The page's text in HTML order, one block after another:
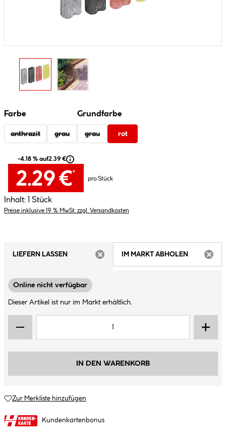
Farbe
anthrazit grau
Grundfarbe
grau rot
-4.18 % auf2.39 €
2.29 €*
pro Stück
Inhalt: 1 Stück
Preise inklusive 19 % MwSt. zzgl. Versandkosten
LIEFERN LASSEN
IM MARKT ABHOLEN
Online nicht verfügbar
Dieser Artikel ist nur im Markt erhältlich.
IN DEN WARENKORB
Zur Merkliste hinzufügen
Kundenkartenbonus